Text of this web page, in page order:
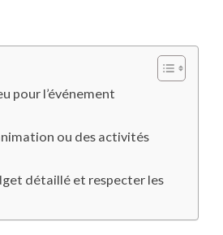
pour l’événement
ou des activités
détaillé et respecter les